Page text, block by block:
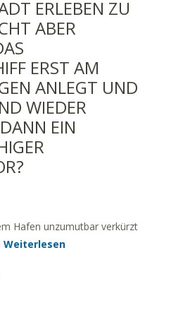
ERLEBEN ZU
ABER
ERST AM
ANLEGT UND
WIEDER
EIN
Hafen unzumutbar verkürzt
Weiterlesen